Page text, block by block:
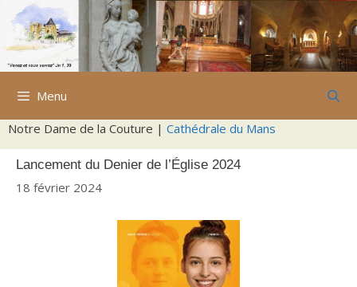
Aller
contenu
Menu
Notre Dame de la Couture | Cathédrale du Mans
Lancement du Denier de l’Église 2024
18 février 2024